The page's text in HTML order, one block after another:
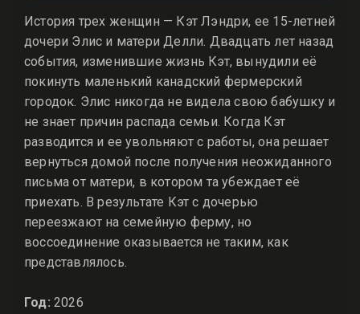
История трех женщин — Кэт Лэндри, ее 15-летней
дочери Элис и матери Делли. Двадцать лет назад
события, изменившие жизнь Кэт, вынудили её
покинуть маленький канадский фермерский
городок. Элис никогда не видела свою бабушку и
не знает причин распада семьи. Когда Кэт
разводится и ее увольняют с работы, она решает
вернуться домой после получения неожиданного
письма от матери, в котором та убеждает её
приехать. В результате Кэт с дочерью
переезжают на семейную ферму, но
воссоединение оказывается не таким, как
представлялось.
Год: 2026